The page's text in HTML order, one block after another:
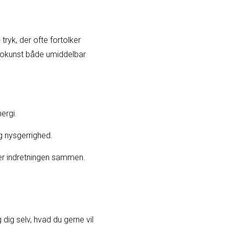
der ofte fortolker
både umiddelbar
nysgerrighed.
indretningen sammen.
selv, hvad du gerne vil